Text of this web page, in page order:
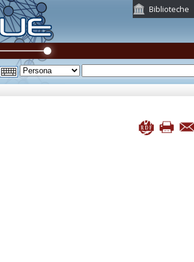
Biblioteche